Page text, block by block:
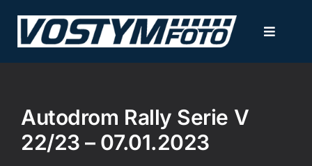
obsah
Toggle
FOTOGALERIE
Autodrom Rally Serie V
22/23 – 07.01.2023